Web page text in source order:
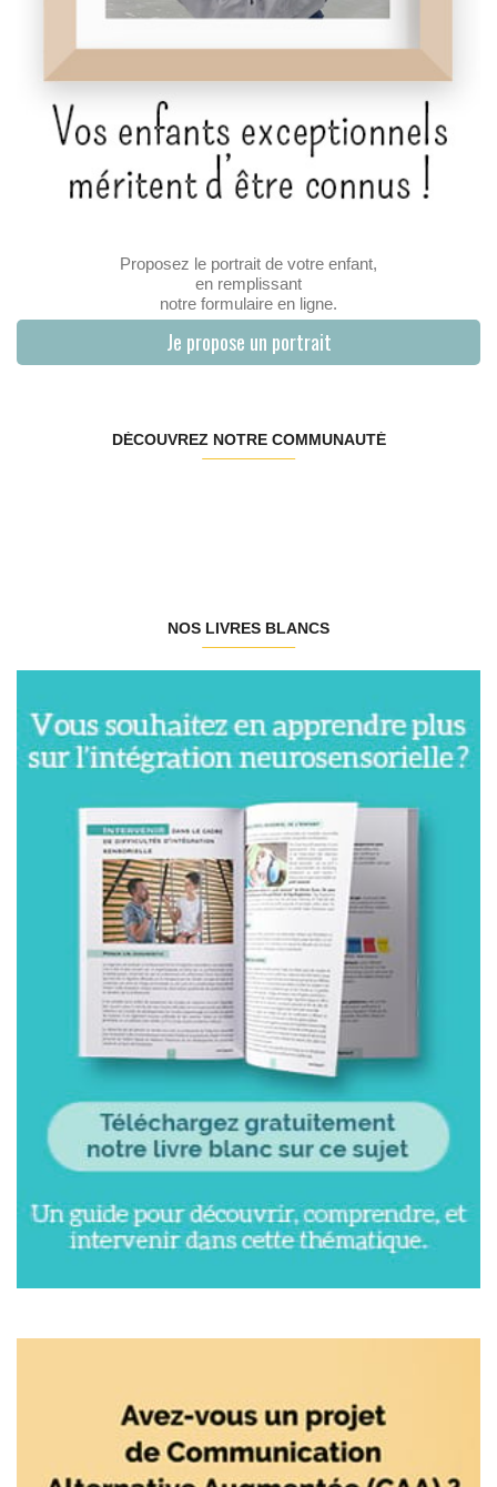
Proposez le portrait de votre enfant,
en remplissant
notre formulaire en ligne.
Je propose un portrait
DÉCOUVREZ NOTRE COMMUNAUTÉ
NOS LIVRES BLANCS